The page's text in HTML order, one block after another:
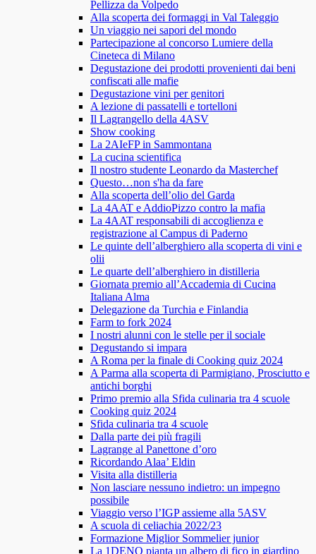
Pellizza da Volpedo
Alla scoperta dei formaggi in Val Taleggio
Un viaggio nei sapori del mondo
Partecipazione al concorso Lumiere della
Cineteca di Milano
Degustazione dei prodotti provenienti dai beni
confiscati alle mafie
Degustazione vini per genitori
A lezione di passatelli e tortelloni
Il Lagrangello della 4ASV
Show cooking
La 2AIeFP in Sammontana
La cucina scientifica
Il nostro studente Leonardo da Masterchef
Questo…non s'ha da fare
Alla scoperta dell’olio del Garda
La 4AAT e AddioPizzo contro la mafia
La 4AAT responsabili di accoglienza e
registrazione al Campus di Paderno
Le quinte dell’alberghiero alla scoperta di vini e
olii
Le quarte dell’alberghiero in distilleria
Giornata premio all’Accademia di Cucina
Italiana Alma
Delegazione da Turchia e Finlandia
Farm to fork 2024
I nostri alunni con le stelle per il sociale
Degustando si impara
A Roma per la finale di Cooking quiz 2024
A Parma alla scoperta di Parmigiano, Prosciutto e
antichi borghi
Primo premio alla Sfida culinaria tra 4 scuole
Cooking quiz 2024
Sfida culinaria tra 4 scuole
Dalla parte dei più fragili
Lagrange al Panettone d’oro
Ricordando Alaa’ Eldin
Visita alla distilleria
Non lasciare nessuno indietro: un impegno
possibile
Viaggio verso l’IGP assieme alla 5ASV
A scuola di celiachia 2022/23
Formazione Miglior Sommelier junior
La 1DENO pianta un albero di fico in giardino